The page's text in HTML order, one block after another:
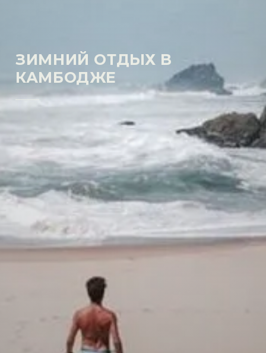
ЗИМНИЙ ОТДЫХ В
КАМБОДЖЕ